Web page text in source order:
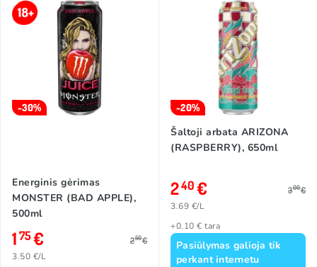
-30%
Energinis gėrimas
MONSTER (BAD APPLE),
500ml
175€ 250€
3.50 €/L
-20%
Pasiūlymas galioja tik
perkant internetu
Šaltoji arbata ARIZONA
(RASPBERRY), 650ml
240€ 300€
3.69 €/L
+0.10 € tara